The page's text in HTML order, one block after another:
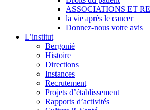
ASSOCIATIONS ET
la vie après le cancer
Donnez-nous votre avis
L’institut
Bergonié
Histoire
Directions
Instances
Recrutement
Projets d’établissement
Rapports d’activités